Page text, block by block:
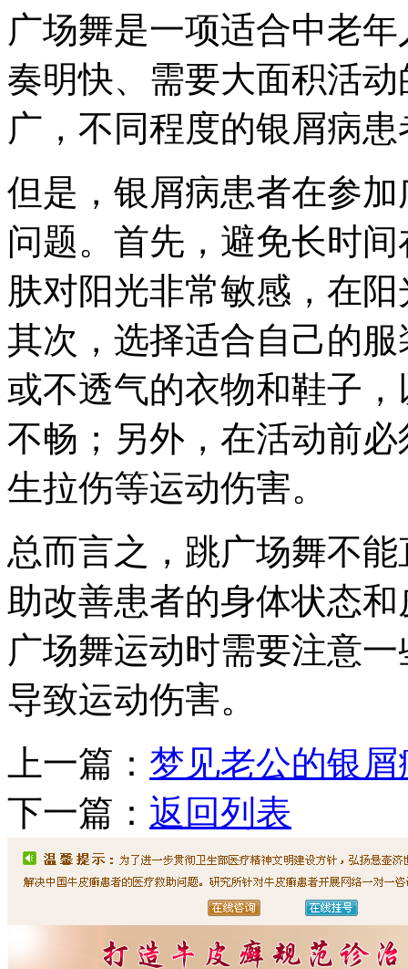
广场舞是一项适合中老
奏明快、需要大面积活
广，不同程度的银屑病
但是，银屑病患者在参
问题。首先，避免长时
肤对阳光非常敏感，在
其次，选择适合自己的
或不透气的衣物和鞋子
不畅；另外，在活动前
生拉伤等运动伤害。
总而言之，跳广场舞不
助改善患者的身体状态
广场舞运动时需要注意
导致运动伤害。
上一篇： 梦见老公的银
下一篇： 返回列表